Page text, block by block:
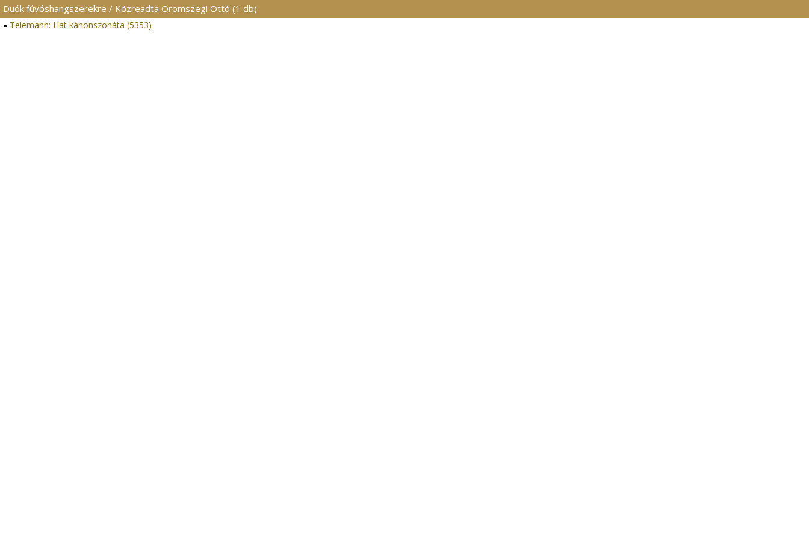
Duók fúvóshangszerekre / Közreadta Oromszegi Ottó (1 db)
Telemann: Hat kánonszonáta (5353)